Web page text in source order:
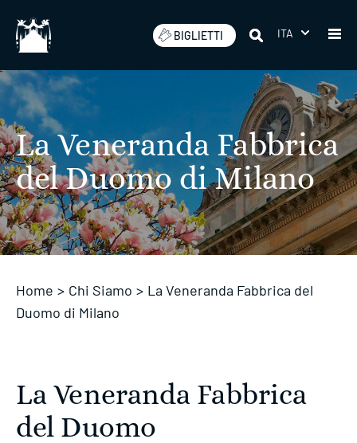
BIGLIETTI ITA
La Veneranda Fabbrica
del Duomo di Milano
Home > Chi Siamo > La Veneranda Fabbrica del
Duomo di Milano
La Veneranda Fabbrica
del Duomo